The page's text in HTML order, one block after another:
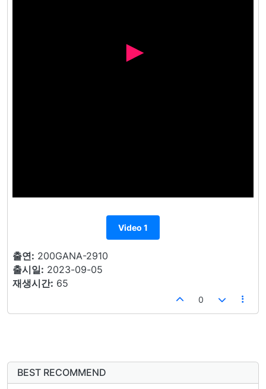
Video 1
출연: 200GANA-2910
출시일: 2023-09-05
재생시간: 65
0
BEST RECOMMEND